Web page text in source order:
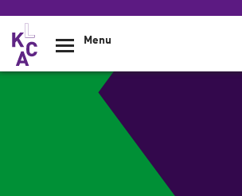
Overslaan en naar de inhoud gaan
Menu